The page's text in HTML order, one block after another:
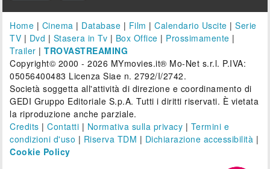
Home | Cinema | Database | Film |Calendario Uscite |Serie
TV | Dvd | Stasera in Tv | Box Office | Prossimamente |
Trailer |TROVASTREAMING
Copyright© 2000 - 2026 MYmovies.it® Mo-Net s.r.l. P.IVA:
05056400483 Licenza Siae n. 2792/I/2742.
Società soggetta all'attività di direzione e coordinamento di
GEDI Gruppo Editoriale S.p.A. Tutti i diritti riservati. È vietata
la riproduzione anche parziale.
Credits |Contatti | Normativa sulla privacy | Termini e
condizioni d'uso | Riserva TDM | Dichiarazione accessibilità |
Cookie Policy